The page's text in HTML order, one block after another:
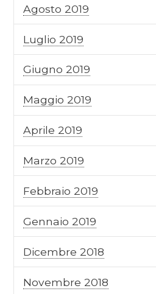
Agosto 2019
Luglio 2019
Giugno 2019
Maggio 2019
Aprile 2019
Marzo 2019
Febbraio 2019
Gennaio 2019
Dicembre 2018
Novembre 2018